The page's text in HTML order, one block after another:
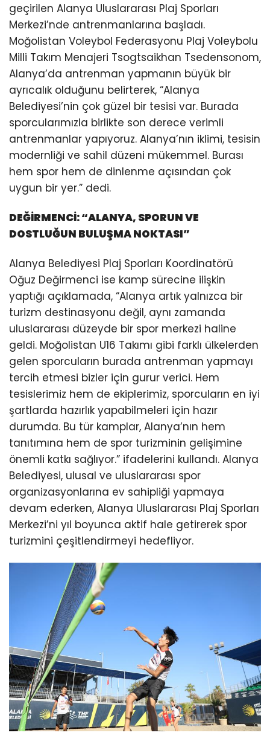
geçirilen Alanya Uluslararası Plaj Sporları
Merkezi’nde antrenmanlarına başladı.
Moğolistan Voleybol Federasyonu Plaj Voleybolu
Milli Takım Menajeri Tsogtsaikhan Tsedensonom,
Alanya’da antrenman yapmanın büyük bir
ayrıcalık olduğunu belirterek, “Alanya
Belediyesi’nin çok güzel bir tesisi var. Burada
sporcularımızla birlikte son derece verimli
antrenmanlar yapıyoruz. Alanya’nın iklimi, tesisin
modernliği ve sahil düzeni mükemmel. Burası
hem spor hem de dinlenme açısından çok
uygun bir yer.” dedi.
DEĞİRMENCİ: “ALANYA, SPORUN VE
DOSTLUĞUN BULUŞMA NOKTASI”
Alanya Belediyesi Plaj Sporları Koordinatörü
Oğuz Değirmenci ise kamp sürecine ilişkin
yaptığı açıklamada, “Alanya artık yalnızca bir
turizm destinasyonu değil, aynı zamanda
uluslararası düzeyde bir spor merkezi haline
geldi. Moğolistan U16 Takımı gibi farklı ülkelerden
gelen sporcuların burada antrenman yapmayı
tercih etmesi bizler için gurur verici. Hem
tesislerimiz hem de ekiplerimiz, sporcuların en iyi
şartlarda hazırlık yapabilmeleri için hazır
durumda. Bu tür kamplar, Alanya’nın hem
tanıtımına hem de spor turizminin gelişimine
önemli katkı sağlıyor.” ifadelerini kullandı. Alanya
Belediyesi, ulusal ve uluslararası spor
organizasyonlarına ev sahipliği yapmaya
devam ederken, Alanya Uluslararası Plaj Sporları
Merkezi’ni yıl boyunca aktif hale getirerek spor
turizmini çeşitlendirmeyi hedefliyor.